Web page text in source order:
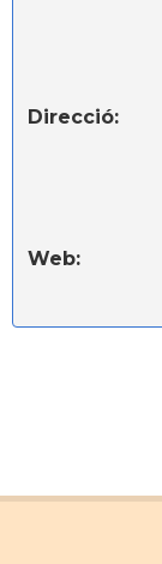
Direcció:
Web: